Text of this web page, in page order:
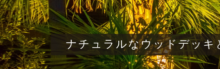
ナチュラルなウッドデッキ